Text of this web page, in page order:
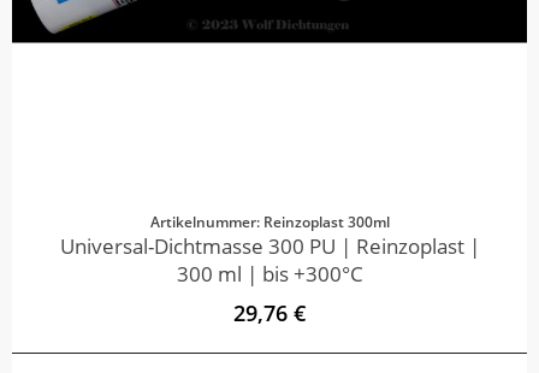
Artikelnummer: Reinzoplast 300ml
Universal-Dichtmasse 300 PU | Reinzoplast |
300 ml | bis +300°C
29,76 €